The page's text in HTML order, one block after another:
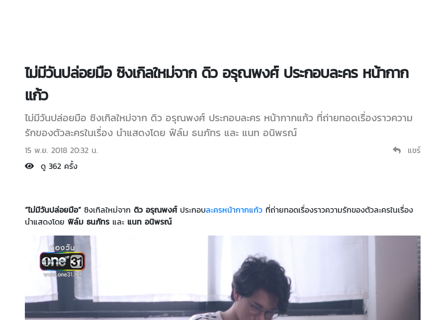
ไม่มีวันปล่อยมือ ซิงเกิลใหม่จาก ดิว อรุณพงศ์ ประกอบละคร หน้ากาก
แก้ว
ไม่มีวันปล่อยมือ ซิงเกิลใหม่จาก ดิว อรุณพงศ์ ประกอบละคร หน้ากากแก้ว ที่ถ่ายทอดเรื่องราวความ
รักของตัวละครในเรื่อง นำแสดงโดย ฟิล์ม ธนภัทร และ แนท อนิพรณ์
15 พ.ย. 2018 20:32 น.
แชร์
ดู 362 ครั้ง
“ไม่มีวันปล่อยมือ” ซิงเกิลใหม่จาก ดิว อรุณพงศ์ประกอบละครหน้ากากแก้ว ที่ถ่ายทอดเรื่องราวความรักของตัวละครในเรื่อง
นำแสดงโดย ฟิล์ม ธนภัทร และ แนท อนิพรณ์